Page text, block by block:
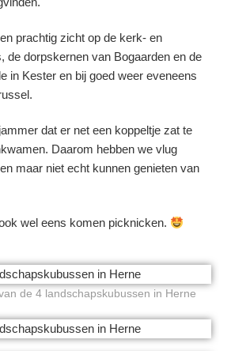
prachtig zicht op de kerk- en
de dorpskernen van Bogaarden en de
in Kester en bij goed weer eveneens
dat er net een koppeltje zat te
Daarom hebben we vlug
maar niet echt kunnen genieten van
wel eens komen picknicken.
de 4 landschapskubussen in Herne